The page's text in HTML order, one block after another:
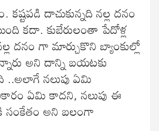
కష్టపడి దాచుకున్నది నల్ల దనం
కదా. కుబేరులంతా పేదోళ్ల
దనం గా మార్చుకొని బ్యాంకుల్లో
అని దాన్ని బయటకు
నలుపు ఏమి
ఏమి కాదని, నలుపు ఈ
సంకేతం అని బలంగా